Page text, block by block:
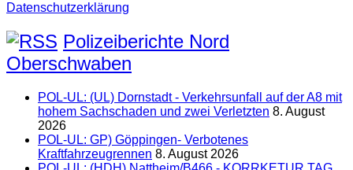
Datenschutzerklärung
Polizeiberichte Nord
Oberschwaben
POL-UL: (UL) Dornstadt - Verkehrsunfall auf der A8 mit
hohem Sachschaden und zwei Verletzten 8. August
2026
POL-UL: GP) Göppingen- Verbotenes
Kraftfahrzeugrennen 8. August 2026